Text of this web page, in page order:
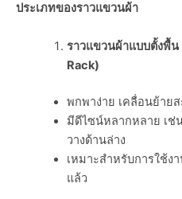
ประเภทของราวแขวนผ้า
ราวแขวนผ้าแบบตั้งพื้น
Rack)
พกพาง่าย เคลื่อนย้าย
มีดีไซน์หลากหลาย เ
วางด้านล่าง
เหมาะสำหรับการใช้ง
แล้ว